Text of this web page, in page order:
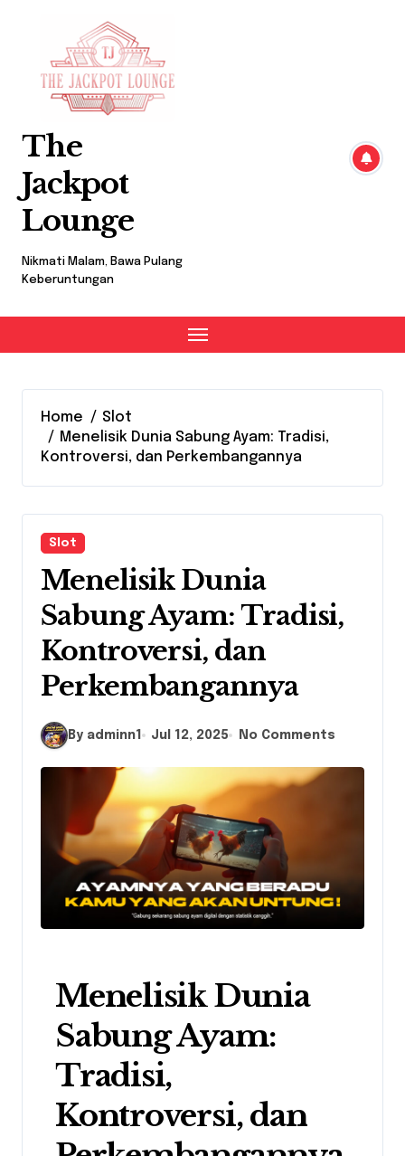
The
Jackpot
Lounge
Nikmati Malam, Bawa Pulang
Keberuntungan
Home
Slot
Menelisik Dunia Sabung Ayam: Tradisi,
Kontroversi, dan Perkembangannya
Slot
Menelisik Dunia
Sabung Ayam: Tradisi,
Kontroversi, dan
Perkembangannya
By adminn1 Jul 12, 2025 No Comments
Menelisik Dunia
Sabung Ayam:
Tradisi,
Kontroversi, dan